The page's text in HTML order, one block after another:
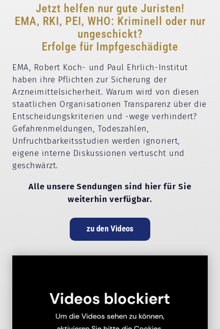
Jetzt helfen nur gute Juristen!
EMA, RKI, PEI, WHO: Kriminell oder nur
ungeschickt?
Erfolge für Impfgeschädigte
EMA, Robert Koch- und Paul Ehrlich-Institut
haben ihre Pflichten zur Sicherung der
Arzneimittelsicherheit. Warum wird von diesen
staatlichen Organisationen Transparenz über die
Entscheidungskriterien und -wege verhindert?
Gefahrenmeldungen, Todeszahlen,
Unfruchtbarkeitsstudien werden ignoriert,
eigene interne Diskussionen vertuscht und
geschwärzt.
Alle unsere Sendungen sind hier für Sie
weiterhin verfügbar.
zu den Videos